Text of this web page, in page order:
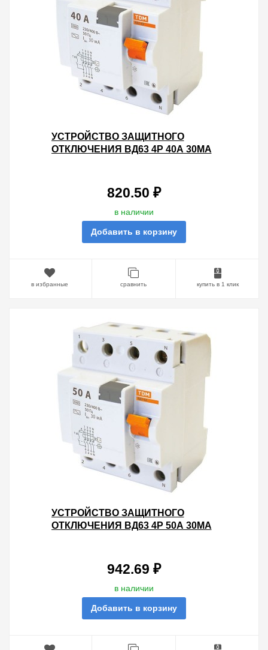
УСТРОЙСТВО ЗАЩИТНОГО
ОТКЛЮЧЕНИЯ ВД63 4Р 40А 30МА
820.50 ₽
в наличии
Добавить в корзину
в избранные сравнить купить в 1 клик
УСТРОЙСТВО ЗАЩИТНОГО
ОТКЛЮЧЕНИЯ ВД63 4Р 50А 30МА
942.69 ₽
в наличии
Добавить в корзину